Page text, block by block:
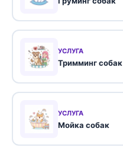
УСЛУГА
Тримминг собак
УСЛУГА
Мойка собак